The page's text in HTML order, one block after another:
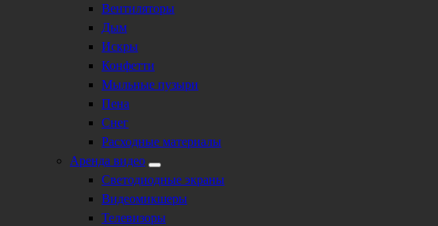
Вентиляторы
Дым
Искры
Конфетти
Мыльные пузыри
Пена
Снег
Расходные материалы
Аренда видео
Светодиодные экраны
Видеомикшеры
Телевизоры